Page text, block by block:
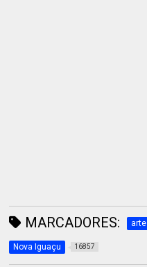
MARCADORES: arte
Nova Iguaçu 16857